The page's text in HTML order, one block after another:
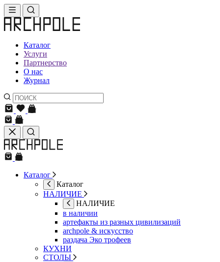
Каталог
Услуги
Партнерство
О нас
Журнал
Каталог
Каталог
НАЛИЧИЕ
НАЛИЧИЕ
в наличии
артефакты из разных цивилизаций
archpole & искусство
раздача Эко трофеев
КУХНИ
СТОЛЫ